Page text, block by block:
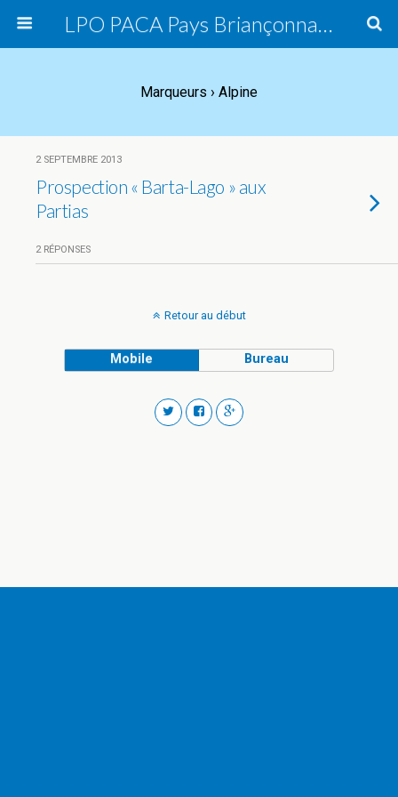
LPO PACA Pays Briançonnais, groupe local
Marqueurs › Alpine
2 SEPTEMBRE 2013
Prospection « Barta-Lago » aux
Partias
2 RÉPONSES
Retour au début
Mobile Bureau